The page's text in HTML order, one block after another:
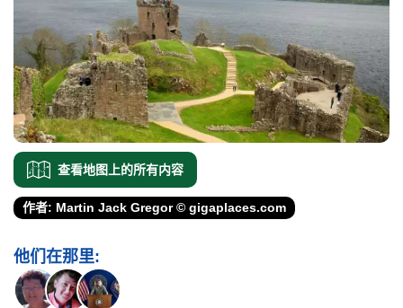
查看地图上的所有内容
作者: Martin Jack Gregor © gigaplaces.com
他们在那里: